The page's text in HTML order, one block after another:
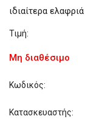
ιδιαίτερα
Τιμή:
Μη διαθέσιμο
Κωδικός:
Κατασκευαστής: